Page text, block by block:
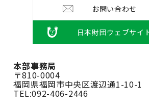
お問い合わせ
日本財団ウェブサイ
本部事務局
〒810-0004
福岡県福岡市中央区渡辺通1-10-1
TEL:092-406-2446